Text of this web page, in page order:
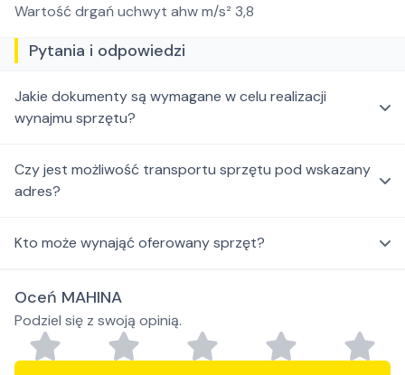
Wartość drgań uchwyt ahw m/s² 3,8
Pytania i odpowiedzi
Jakie dokumenty są wymagane w celu realizacji
wynajmu sprzętu?
Czy jest możliwość transportu sprzętu pod wskazany
adres?
Kto może wynająć oferowany sprzęt?
Oceń MAHINA
Podziel się z swoją opinią.